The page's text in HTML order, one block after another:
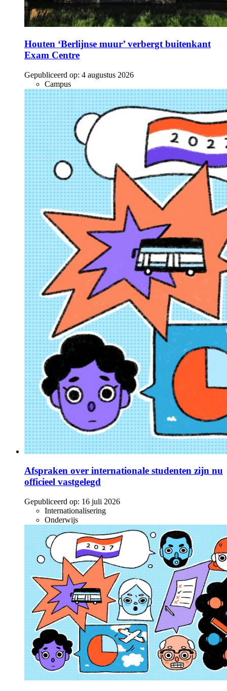
Houten ‘Berlijnse muur’ verbergt buitenkant
Exam Centre
Gepubliceerd op: 4 augustus 2026
Campus
Afspraken over internationale studenten zijn nu
officieel vastgelegd
Gepubliceerd op: 16 juli 2026
Internationalisering
Onderwijs